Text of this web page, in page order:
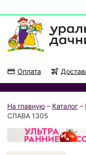
Оплата
На главную – Каталог –
СЛАВА 1305